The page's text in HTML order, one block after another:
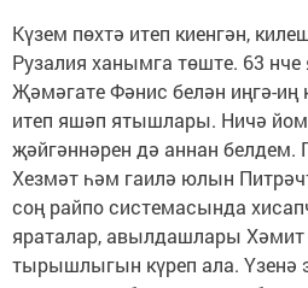
Күзем пөхтә итеп киенгән,
Рузалия ханымга төште. 63 нче
Җәмәгате Фәнис белән иңгә-иң
итеп яшәп ятышлары. Ничә
җәйгәннәрен дә аннан белдем.
Хезмәт һәм гаилә юлын
соң райпо системасында
яраталар, авылдашлары
тырышлыгын күреп ала. Үзенә